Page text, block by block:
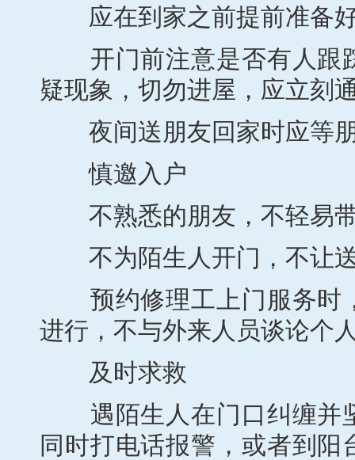
应在到家之前提前准备好
开门前注意是否有人跟
疑现象，切勿进屋，应立刻
夜间送朋友回家时应等朋
慎邀入户
不熟悉的朋友，不轻易
不为陌生人开门，不让送
预约修理工上门服务时
进行，不与外来人员谈论个
及时求救
遇陌生人在门口纠缠并
同时打电话报警，或者到